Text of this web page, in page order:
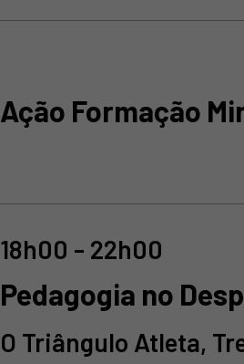
Ação Formação
18h00 - 22h00
Pedagogia no
O Triângulo Atleta,